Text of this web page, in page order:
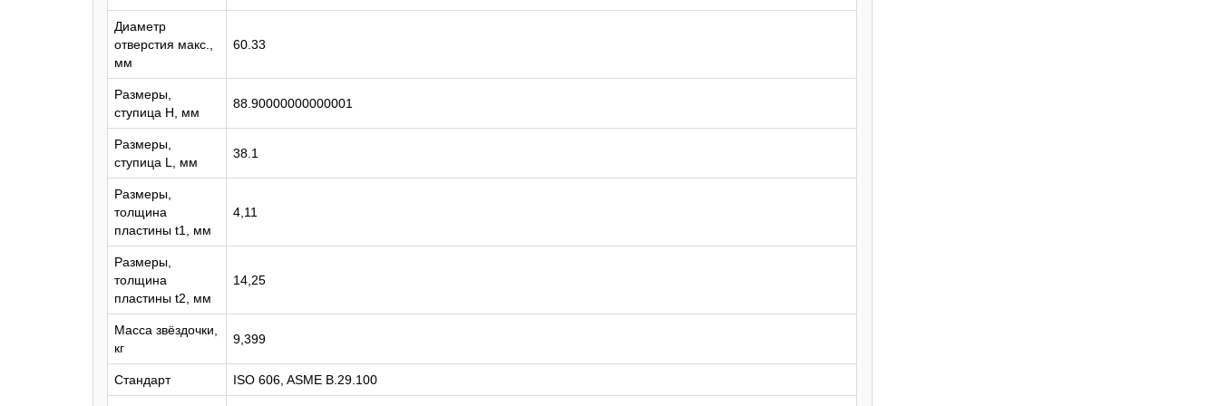
Диаметр
отверстия макс.,
мм
60.33
Размеры,
ступица H, мм
88.90000000000001
Размеры,
ступица L, мм
38.1
Размеры,
толщина
пластины t1, мм
4,11
Размеры,
толщина
пластины t2, мм
14,25
Масса звёздочки,
кг
9,399
Стандарт ISO 606, ASME B.29.100